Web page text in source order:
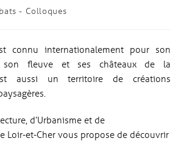
- Colloques
connu internationalement pour son
son fleuve et ses châteaux de la
aussi un territoire de créations
d’Urbanisme et de
Loir-et-Cher vous propose de découvrir